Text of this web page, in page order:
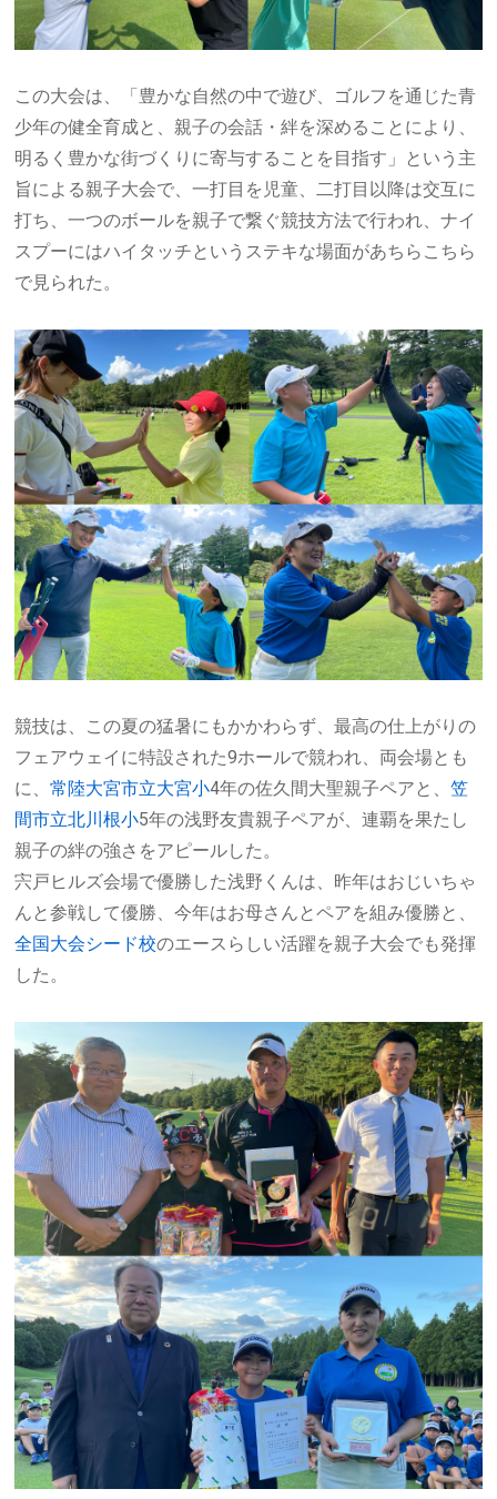
この大会は、「豊かな自然の中で遊び、ゴルフを通じた青
少年の健全育成と、親子の会話・絆を深めることにより、
明るく豊かな街づくりに寄与することを目指す」という主
旨による親子大会で、一打目を児童、二打目以降は交互に
打ち、一つのボールを親子で繋ぐ競技方法で行われ、ナイ
スプーにはハイタッチというステキな場面があちらこちら
で見られた。
競技は、この夏の猛暑にもかかわらず、最高の仕上がりの
フェアウェイに特設された9ホールで競われ、両会場とも
に、常陸大宮市立大宮小4年の佐久間大聖親子ペアと、笠
間市立北川根小5年の浅野友貴親子ペアが、連覇を果たし
親子の絆の強さをアピールした。
宍戸ヒルズ会場で優勝した浅野くんは、昨年はおじいちゃ
んと参戦して優勝、今年はお母さんとペアを組み優勝と、
全国大会シード校のエースらしい活躍を親子大会でも発揮
した。